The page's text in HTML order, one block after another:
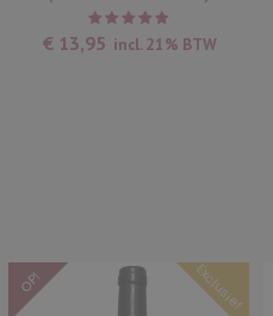
Waardering
5.00uit
€ 13,95 incl. 21% BTW
Exclusief
OP!